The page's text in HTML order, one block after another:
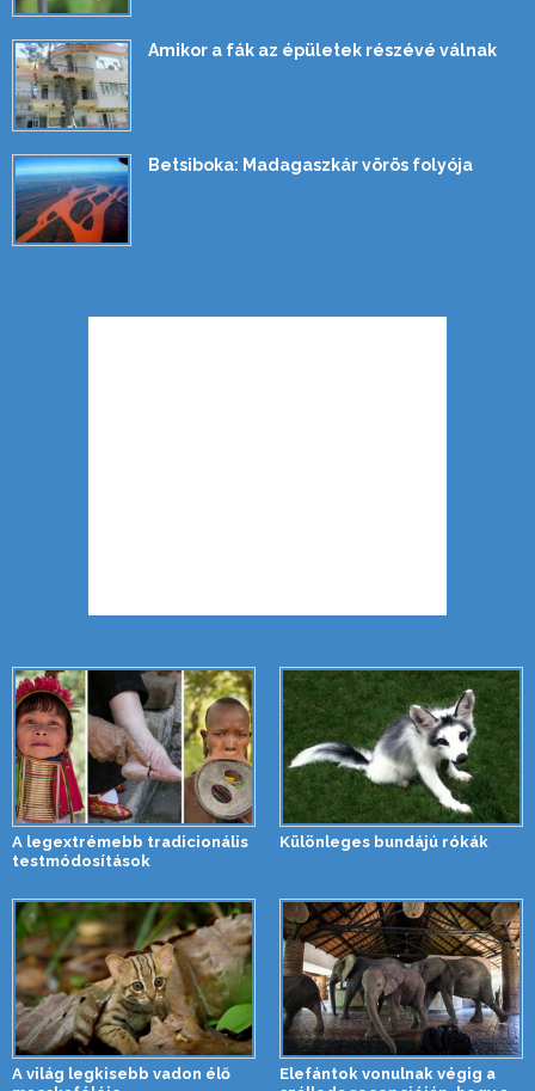
Amikor a fák az épületek részévé válnak
Betsiboka: Madagaszkár vörös folyója
A legextrémebb tradicionális
testmódosítások
Különleges bundájú rókák
A világ legkisebb vadon élő
Elefántok vonulnak végig a